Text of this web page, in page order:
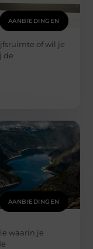
AANBIEDINGEN
of wil je
de
AANBIEDINGEN
waarin je